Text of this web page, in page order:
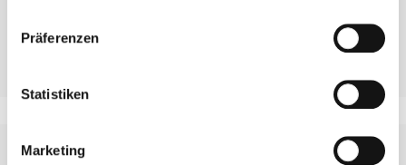
Präferenzen
Statistiken
Marketing
mehr erfahren